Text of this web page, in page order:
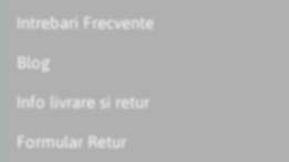
Intrebari Frecvente
Blog
Info livrare si retur
Formular Retur